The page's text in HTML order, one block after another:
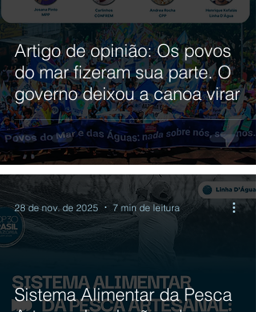
Artigo de opinião: Os povos
do mar fizeram sua parte. O
governo deixou a canoa virar
Sistema Alimentar da Pesca
28 de nov. de 2025 7 min de leitura